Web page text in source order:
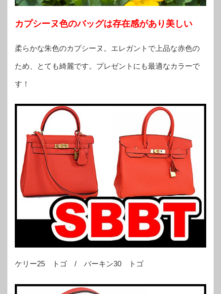
カプシーヌ色のバッグは存在感があり美しい
柔らかな朱色のカプシーヌ。エレガントで上品な赤色の
ため、とても綺麗です。プレゼントにも最適なカラーで
す！
ケリー25 トゴ / バーキン30 トゴ